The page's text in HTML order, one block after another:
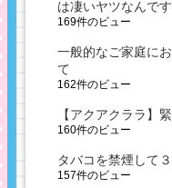
は凄いヤツなんです
169件のビュー
一般的なご家庭に
て
162件のビュー
【アクアクララ】
160件のビュー
タバコを禁煙して
157件のビュー